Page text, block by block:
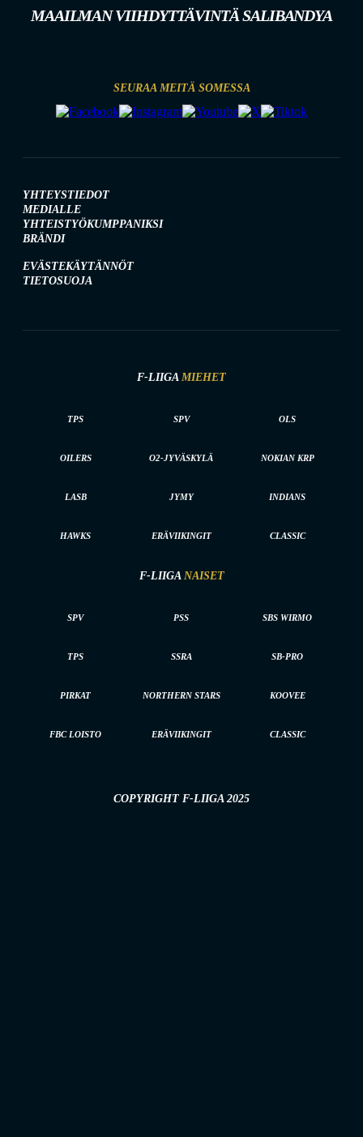
MAAILMAN VIIHDYTTÄVINTÄ SALIBANDYA
SEURAA MEITÄ SOMESSA
YHTEYSTIEDOT
MEDIALLE
YHTEISTYÖKUMPPANIKSI
BRÄNDI
EVÄSTEKÄYTÄNNÖT
TIETOSUOJA
F-LIIGA MIEHET
TPS SPV OLS
OILERS O2-JYVÄSKYLÄ NOKIAN KRP
LASB JYMY INDIANS
HAWKS ERÄVIIKINGIT CLASSIC
F-LIIGA NAISET
SPV PSS SBS WIRMO
TPS SSRA SB-PRO
PIRKAT NORTHERN STARS KOOVEE
FBC LOISTO ERÄVIIKINGIT CLASSIC
COPYRIGHT F-LIIGA 2025